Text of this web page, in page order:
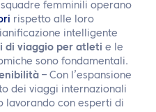
femminili operano
rispetto alle loro
intelligente
di viaggio per atleti e le
sono fondamentali.
– Con l’espansione
dei viaggi internazionali
lavorando con esperti di